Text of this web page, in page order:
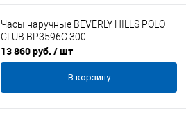
Часы наручные BEVERLY HILLS POLO
CLUB BP3596C.300
13 860 руб. / шт
В корзину